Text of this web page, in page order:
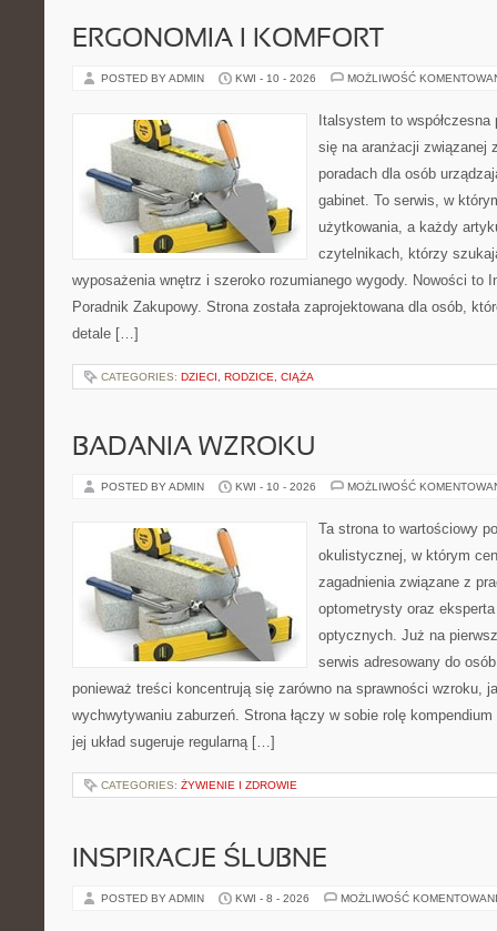
ERGONOMIA I KOMFORT
POSTED BY ADMIN KWI - 10 - 2026 MOŻLIWOŚĆ
Italsystem to
się na aranżacji związanej
poradach dla osób
gabinet. To serwis, w
użytkowania, a każdy
czytelnikach, którzy
wyposażenia wnętrz i szeroko rozumianego wygody. Nowości to
Poradnik Zakupowy. Strona została zaprojektowana dla osób,
detale […]
CATEGORIES: DZIECI, RODZICE, CIĄŻA
BADANIA WZROKU
POSTED BY ADMIN KWI - 10 - 2026 MOŻLIWOŚĆ
Ta strona to wartościowy
okulistycznej, w którym
zagadnienia związane z
optometrysty oraz
optycznych. Już na
serwis adresowany do
ponieważ treści koncentrują się zarówno na sprawności wzroku,
wychwytywaniu zaburzeń. Strona łączy w sobie rolę
jej układ sugeruje regularną […]
CATEGORIES: ŻYWIENIE I ZDROWIE
INSPIRACJE ŚLUBNE
POSTED BY ADMIN KWI - 8 - 2026 MOŻLIWOŚĆ